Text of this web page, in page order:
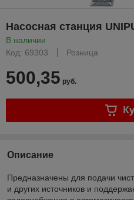
Насосная станция
В наличии
Код: 69303
Розница
500,35 руб.
Описание
Предназначены для подачи
и других источников и